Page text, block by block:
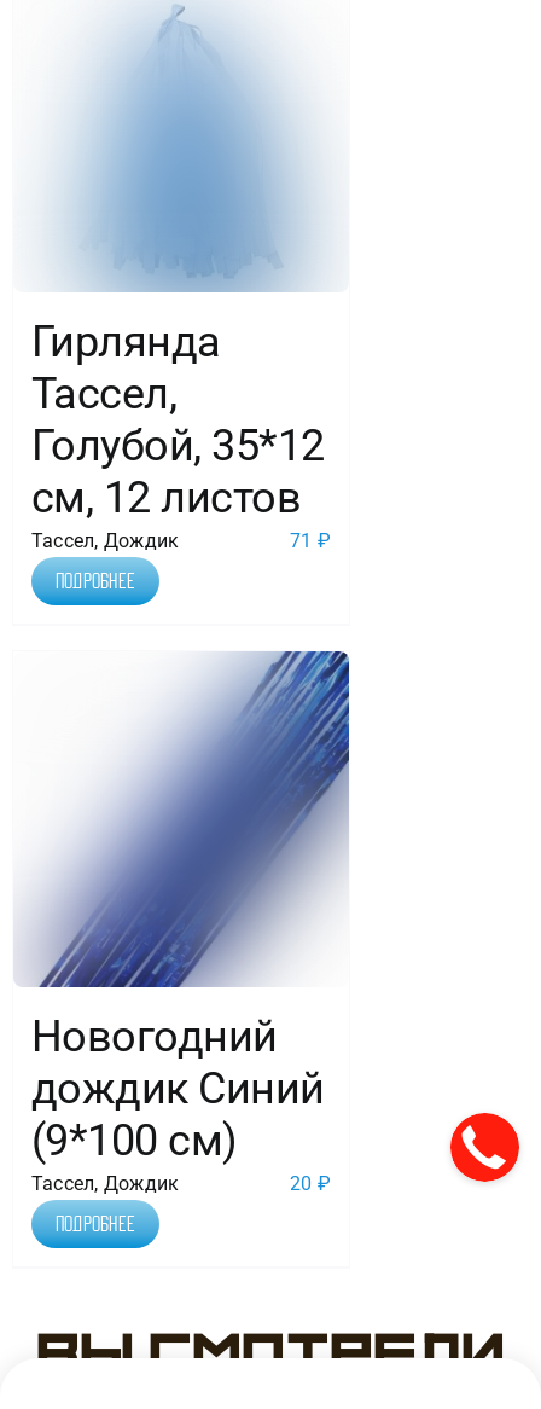
Гирлянда
Тассел,
Голубой, 35*12
см, 12 листов
Тассел, Дождик 71 ₽
Подробнее
Новогодний
дождик Синий
(9*100 см)
Тассел, Дождик 20 ₽
Подробнее
Вы смотрели